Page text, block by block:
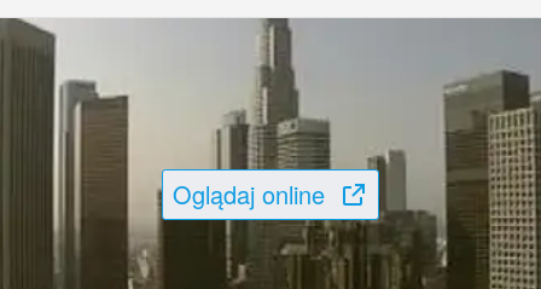
Oglądaj online